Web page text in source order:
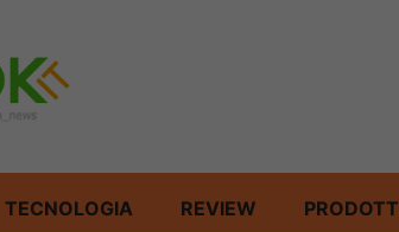
TECNOLOGIA REVIEW